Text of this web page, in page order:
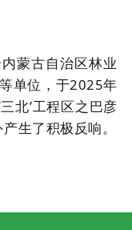
蒙古自治区林业
单位， 于2025年
三北’工程区之巴彦
生了积极反响。